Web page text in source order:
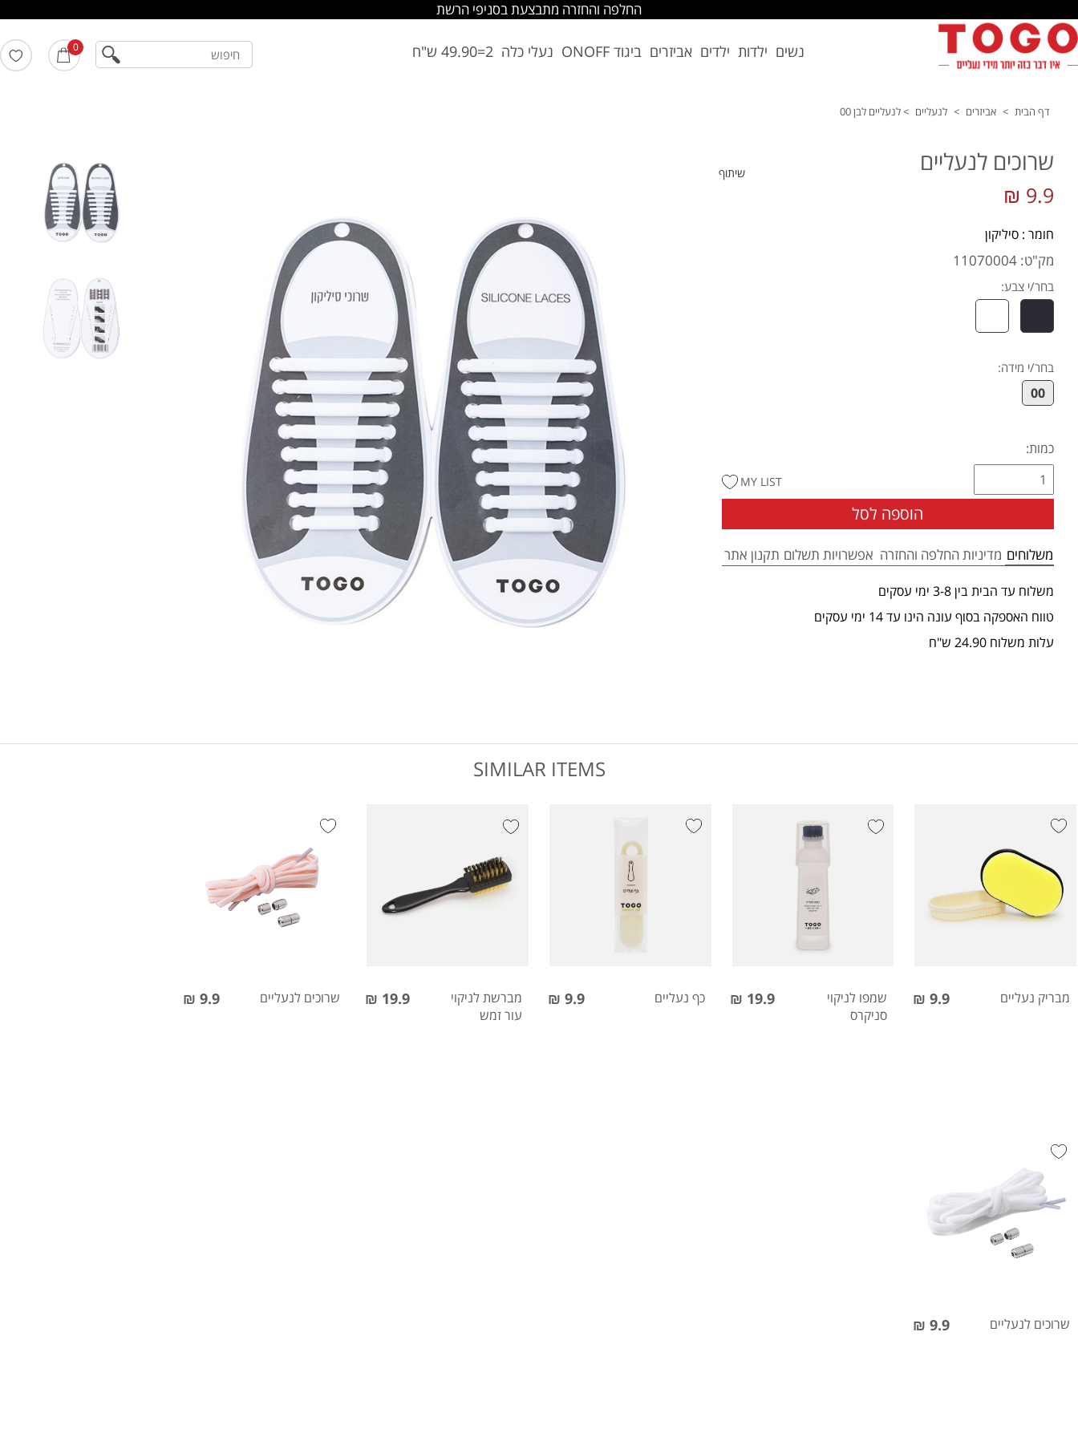
החלפה והחזרה מתבצעת בסניפי הרשת
נשים ילדות ילדים אביזרים ביגוד ONOFF נעלי כלה 2=49.90 ש"ח 0 חיפוש
דף הבית > אביזרים > לנעליים >לנעליים לבן 00
שיתוף שרוכים לנעליים
9.9 ₪
חומר : סיליקון
מק"ט: 11070004
בחר/י צבע:
בחר/י מידה:
00
כמות:
הוספה לסל
MY LIST
משלוחים מדיניות החלפה והחזרה אפשרויות תשלום תקנון אתר
משלוח עד הבית בין 3-8 ימי עסקים
טווח האספקה בסוף עונה הינו עד 14 ימי עסקים
עלות משלוח 24.90 ש"ח
SIMILAR ITEMS
מבריק נעליים 9.9 ₪
שמפו לניקוי
סניקרס
19.9 ₪ כף נעליים 9.9 ₪
מברשת לניקוי
עור זמש
19.9 ₪ שרוכים לנעליים 9.9 ₪
שרוכים לנעליים 9.9 ₪